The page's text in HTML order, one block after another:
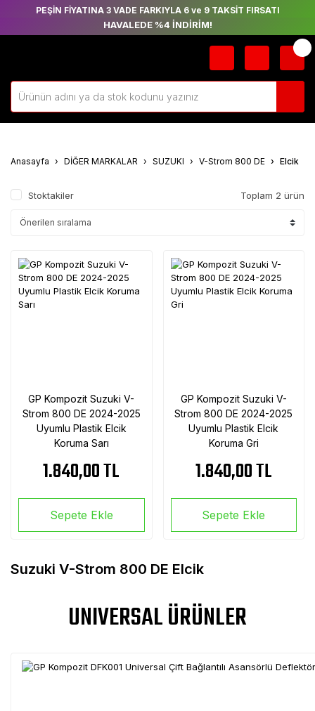
PEŞİN FİYATINA 3 VADE FARKIYLA 6 ve 9 TAKSİT FIRSATI
HAVALEDE %4 İNDİRİM!
Anasayfa DİĞER MARKALAR SUZUKI V-Strom 800 DE Elcik
Stoktakiler Toplam 2 ürün
GP Kompozit Suzuki V-
Strom 800 DE 2024-2025
Uyumlu Plastik Elcik
Koruma Sarı
1.840,00 TL
Sepete Ekle
GP Kompozit Suzuki V-
Strom 800 DE 2024-2025
Uyumlu Plastik Elcik
Koruma Gri
1.840,00 TL
Sepete Ekle
Suzuki V-Strom 800 DE Elcik
UNIVERSAL ÜRÜNLER